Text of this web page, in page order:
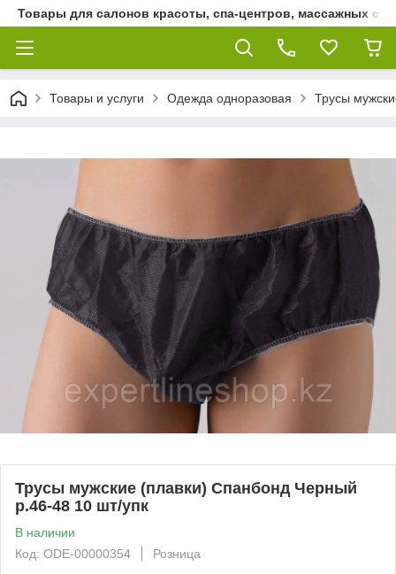
Товары для салонов красоты, спа-центров, массажных
Товары и услуги Одежда одноразовая Трусы
Трусы мужские (плавки) Спанбонд Черный
р.46-48 10 шт/упк
В наличии
Код: ODE-00000354
Розница